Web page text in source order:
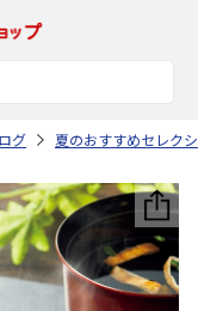
グ 夏のおすすめセレク